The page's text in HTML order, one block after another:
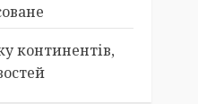
континентів,